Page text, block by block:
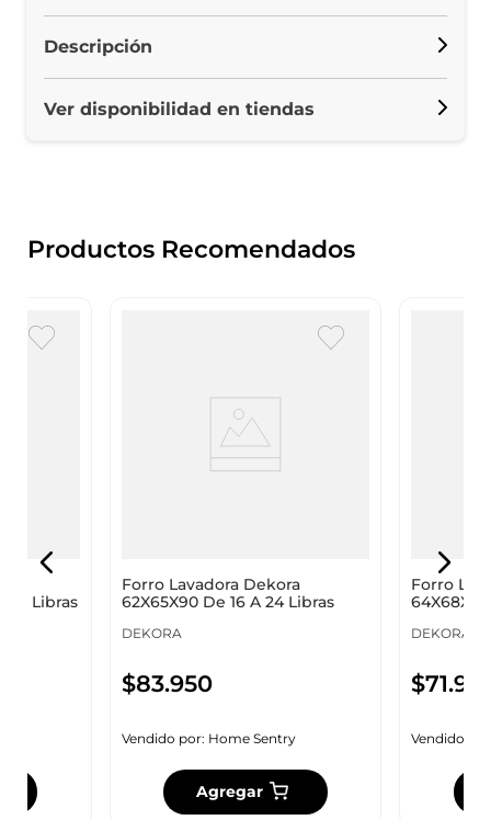
Descripción
Ver disponibilidad en tiendas
Productos Recomendados
35 Libras
Forro Lavadora Dekora
62X65X90 De 16 A 24 Libras
DEKORA
$83.950
Vendido por: Home Sentry
Agregar
Forro
DEKORA
$71.
Vendido